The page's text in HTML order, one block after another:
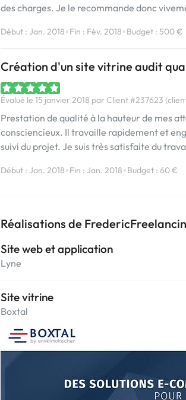
des charges. Je le recommande donc
Début : Jan. 2018•Fin : Fév. 2018•Budget : 500 €
Création d'un site vitrine audit
Évalué le 15 janvier 2018 par Client #237623
Prestation de qualité à la hauteur de mes
consciencieux. Il travaille rapidement et
suivi du projet. Je suis très satisfaite du
Début : Jan. 2018•Fin : Jan. 2018•Budget : 60 €
Réalisations de
Site web et application
Lyne
Site vitrine
Boxtal